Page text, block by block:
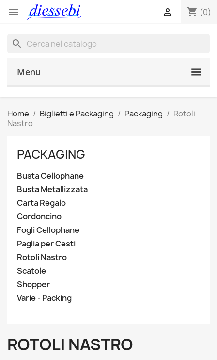
 shopping_cart (0)

search
Menu
Home Biglietti e Packaging Packaging
Rotoli
Nastro
PACKAGING
Busta Cellophane
Busta Metallizzata
Carta Regalo
Cordoncino
Fogli Cellophane
Paglia per Cesti
Rotoli Nastro
Scatole
Shopper
Varie - Packing
ROTOLI NASTRO